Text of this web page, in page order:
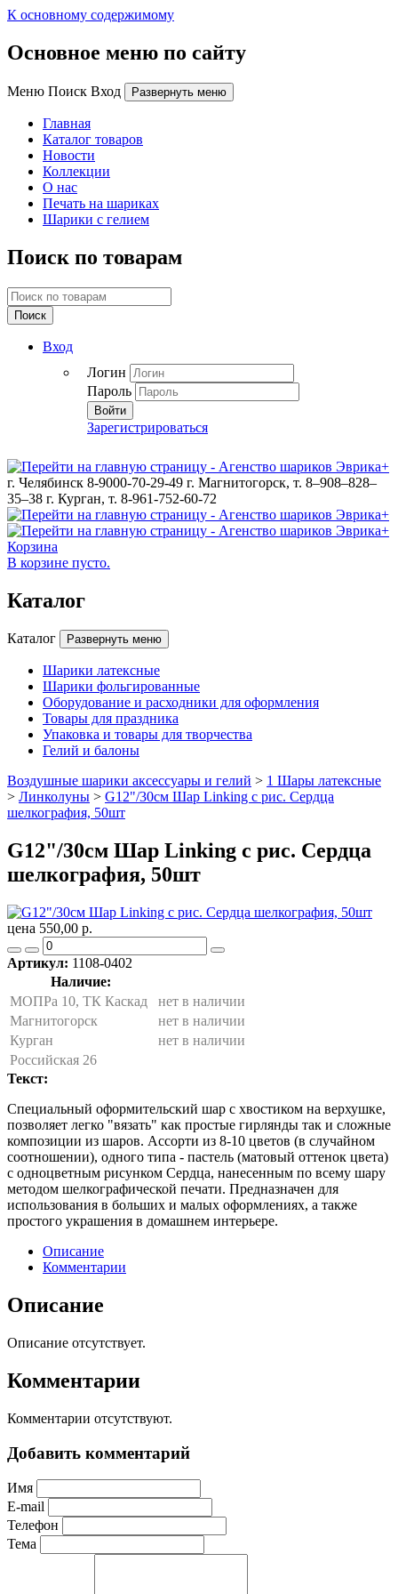
К основному содержимому
Основное меню по сайту
Меню Поиск Вход Развернуть меню
Главная
Каталог товаров
Новости
Коллекции
О нас
Печать на шариках
Шарики с гелием
Поиск по товарам
Поиск
Вход
Логин
Пароль
Войти
Зарегистрироваться
г. Челябинск 8-9000-70-29-49 г. Магнитогорск, т. 8–908–828–
35–38 г. Курган, т. 8-961-752-60-72
Корзина
В корзине пусто.
Каталог
Каталог Развернуть меню
Шарики латексные
Шарики фольгированные
Оборудование и расходники для оформления
Товары для праздника
Упаковка и товары для творчества
Гелий и балоны
Воздушные шарики аксессуары и гелий > 1 Шары латексные
> Линколуны > G12"/30см Шар Linking с рис. Сердца
шелкография, 50шт
G12"/30см Шар Linking с рис. Сердца
шелкография, 50шт
цена 550,00 р.
Артикул: 1108-0402
Наличие:
МОПРа 10, ТК Каскад
нет в наличии
Магнитогорск
нет в наличии
Курган
нет в наличии
Российская 26
Текст:
Специальный оформительский шар с хвостиком на верхушке,
позволяет легко "вязать" как простые гирлянды так и сложные
композиции из шаров. Ассорти из 8-10 цветов (в случайном
соотношении), одного типа - пастель (матовый оттенок цвета)
с одноцветным рисунком Сердца, нанесенным по всему шару
методом шелкографической печати. Предназначен для
использования в больших и малых оформлениях, а также
простого украшения в домашнем интерьере.
Описание
Комментарии
Описание
Описание отсутствует.
Комментарии
Комментарии отсутствуют.
Добавить комментарий
Имя
E-mail
Телефон
Тема